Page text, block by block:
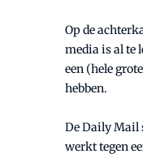
Op de
media is al te
een (hele
hebben.
De Daily Mail
werkt tegen